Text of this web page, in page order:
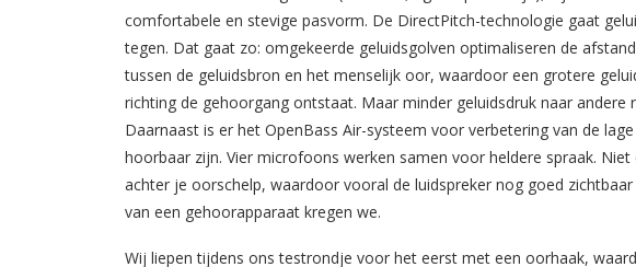
comfortabele en stevige pasvorm. De DirectPitch-technologie gaat
tegen. Dat gaat zo: omgekeerde geluidsgolven optimaliseren de
tussen de geluidsbron en het menselijk oor, waardoor een grotere
richting de gehoorgang ontstaat. Maar minder geluidsdruk naar andere
Daarnaast is er het OpenBass Air-systeem voor verbetering van de
hoorbaar zijn. Vier microfoons werken samen voor heldere spraak.
achter je oorschelp, waardoor vooral de luidspreker nog goed
van een gehoorapparaat kregen we.
Wij liepen tijdens ons testrondje voor het eerst met een oorhaak,